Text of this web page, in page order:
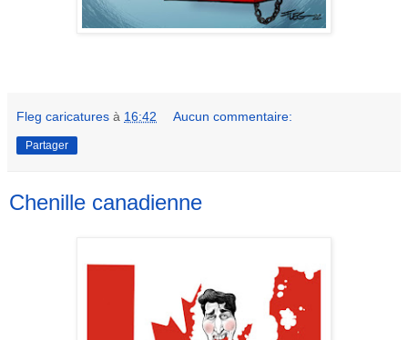
Fleg caricatures à 16:42 Aucun commentaire:
Partager
Chenille canadienne